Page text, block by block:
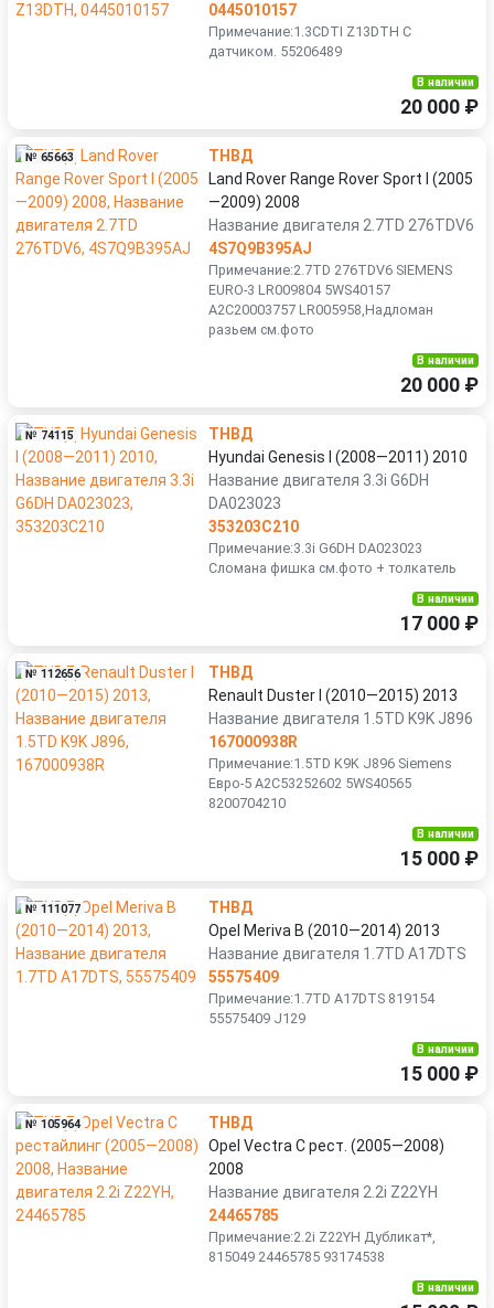
0445010157
Примечание:1.3CDTI Z13DTH С
датчиком. 55206489
В наличии
20 000 ₽
№ 65663
ТНВД
Land Rover Range Rover Sport I (2005
—2009) 2008
Название двигателя 2.7TD 276TDV6
4S7Q9B395AJ
Примечание:2.7TD 276TDV6 SIEMENS
EURO-3 LR009804 5WS40157
A2C20003757 LR005958,Надломан
разьем см.фото
В наличии
20 000 ₽
№ 74115
ТНВД
Hyundai Genesis I (2008—2011) 2010
Название двигателя 3.3i G6DH
DA023023
353203C210
Примечание:3.3i G6DH DA023023
Сломана фишка см.фото + толкатель
В наличии
17 000 ₽
№ 112656
ТНВД
Renault Duster I (2010—2015) 2013
Название двигателя 1.5TD K9K J896
167000938R
Примечание:1.5TD K9K J896 Siemens
Евро-5 A2C53252602 5WS40565
8200704210
В наличии
15 000 ₽
№ 111077
ТНВД
Opel Meriva B (2010—2014) 2013
Название двигателя 1.7TD A17DTS
55575409
Примечание:1.7TD A17DTS 819154
55575409 J129
В наличии
15 000 ₽
№ 105964
ТНВД
Opel Vectra C рест. (2005—2008)
2008
Название двигателя 2.2i Z22YH
24465785
Примечание:2.2i Z22YH Дубликат*,
815049 24465785 93174538
В наличии